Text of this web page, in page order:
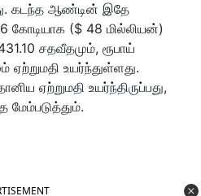
கடந்த ஆண்டின் இதே
கோடியாக ($ 48 மில்லியன்)
சதவீதமும், ரூபாய்
ஏற்றுமதி உயர்ந்துள்ளது.
ஏற்றுமதி உயர்ந்திருப்பது,